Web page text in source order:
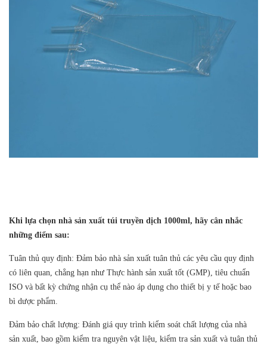
Khi lựa chọn nhà sản xuất túi truyền dịch 1000ml, hãy cân nhắc
những điểm sau:
Tuân thủ quy định: Đảm bảo nhà sản xuất tuân thủ các yêu cầu quy định
có liên quan, chẳng hạn như Thực hành sản xuất tốt (GMP), tiêu chuẩn
ISO và bất kỳ chứng nhận cụ thể nào áp dụng cho thiết bị y tế hoặc bao
bì dược phẩm.
Đảm bảo chất lượng: Đánh giá quy trình kiểm soát chất lượng của nhà
sản xuất, bao gồm kiểm tra nguyên vật liệu, kiểm tra sản xuất và tuân thủ